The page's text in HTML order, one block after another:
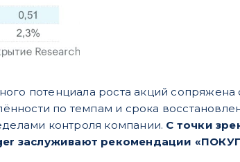
потенциала роста акций
по темпам и срока
контроля компании. С точки
заслуживают рекомендации